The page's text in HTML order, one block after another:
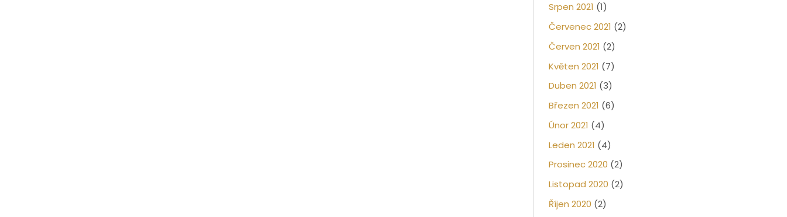
Srpen 2021 (1)
Červenec 2021 (2)
Červen 2021 (2)
Květen 2021 (7)
Duben 2021 (3)
Březen 2021 (6)
Únor 2021 (4)
Leden 2021 (4)
Prosinec 2020 (2)
Listopad 2020 (2)
Říjen 2020 (2)